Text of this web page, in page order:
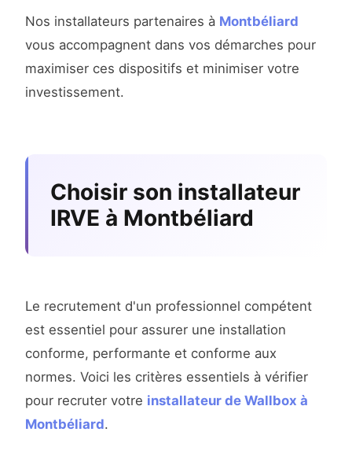
Nos installateurs partenaires à Montbéliard
vous accompagnent dans vos démarches pour
maximiser ces dispositifs et minimiser votre
investissement.
Choisir son installateur
IRVE à Montbéliard
Le recrutement d'un professionnel compétent
est essentiel pour assurer une installation
conforme, performante et conforme aux
normes. Voici les critères essentiels à vérifier
pour recruter votre installateur de Wallbox à
Montbéliard.